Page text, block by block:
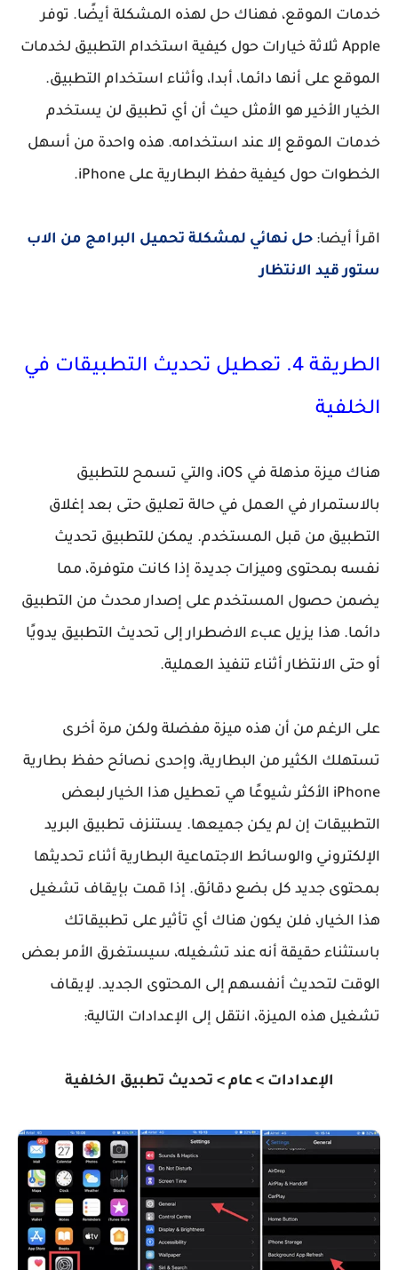
خدمات الموقع، فهناك حل لهذه المشكلة أيضًا. توفر
Apple ثلاثة خيارات حول كيفية استخدام التطبيق لخدمات
الموقع على أنها دائما، أبدا، وأثناء استخدام التطبيق.
الخيار الأخير هو الأمثل حيث أن أي تطبيق لن يستخدم
خدمات الموقع إلا عند استخدامه. هذه واحدة من أسهل
الخطوات حول كيفية حفظ البطارية على iPhone.
اقرأ أيضا: حل نهائي لمشكلة تحميل البرامج من الاب
ستور قيد الانتظار
الطريقة 4. تعطيل تحديث التطبيقات في
الخلفية
هناك ميزة مذهلة في iOS، والتي تسمح للتطبيق
بالاستمرار في العمل في حالة تعليق حتى بعد إغلاق
التطبيق من قبل المستخدم. يمكن للتطبيق تحديث
نفسه بمحتوى وميزات جديدة إذا كانت متوفرة، مما
يضمن حصول المستخدم على إصدار محدث من التطبيق
دائما. هذا يزيل عبء الاضطرار إلى تحديث التطبيق يدويًا
أو حتى الانتظار أثناء تنفيذ العملية.
على الرغم من أن هذه ميزة مفضلة ولكن مرة أخرى
تستهلك الكثير من البطارية، وإحدى نصائح حفظ بطارية
iPhone الأكثر شيوعًا هي تعطيل هذا الخيار لبعض
التطبيقات إن لم يكن جميعها. يستنزف تطبيق البريد
الإلكتروني والوسائط الاجتماعية البطارية أثناء تحديثها
بمحتوى جديد كل بضع دقائق. إذا قمت بإيقاف تشغيل
هذا الخيار، فلن يكون هناك أي تأثير على تطبيقاتك
باستثناء حقيقة أنه عند تشغيله، سيستغرق الأمر بعض
الوقت لتحديث أنفسهم إلى المحتوى الجديد. لإيقاف
تشغيل هذه الميزة، انتقل إلى الإعدادات التالية:
الإعدادات > عام > تحديث تطبيق الخلفية